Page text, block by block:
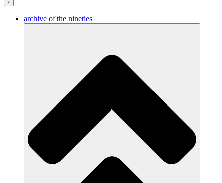
archive of the nineties